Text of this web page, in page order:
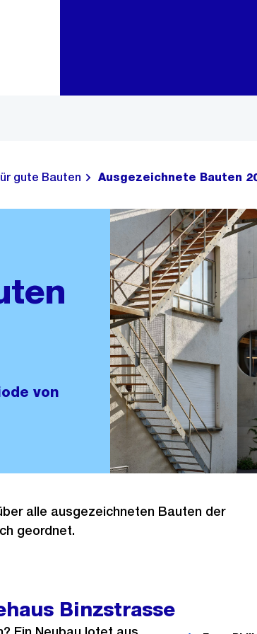
gute Bauten Ausgezeichnete Bauten
von
alle ausgezeichneten Bauten der
geordnet.
Binzstrasse